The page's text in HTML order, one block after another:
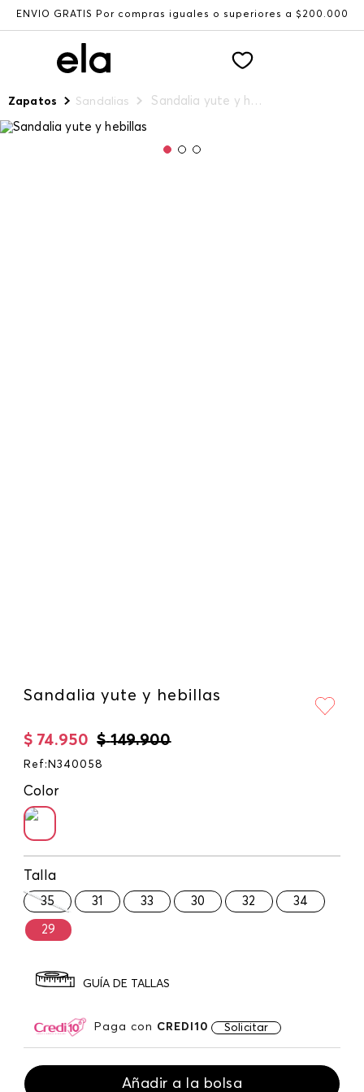
ENVÍO GRATIS Por compras iguales o superiores a $200.000
Zapatos Sandalias Sandalia yute y hebillas
Sandalia yute y hebillas
$ 149.900
$ 74.950
Ref : N340058
Color
Talla
35 31 33 30 32 34
29
GUÍA DE TALLAS
Paga con CREDI10 Solicitar
Añadir a la bolsa